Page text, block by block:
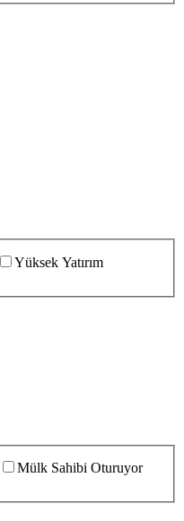
Yüksek Yatırım
Mülk Sahibi Oturuyor